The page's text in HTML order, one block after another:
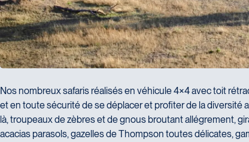
Nos nombreux safaris réalisés en véhicule 4×4 avec toit
et en toute sécurité de se déplacer et profiter de la diversité
là, troupeaux de zèbres et de gnous broutant allégrement,
acacias parasols, gazelles de Thompson toutes délicates,